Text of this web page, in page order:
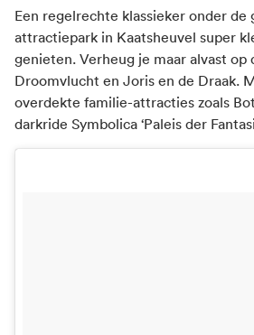
Een regelrechte klassieker onder
attractiepark in Kaatsheuvel super
genieten. Verheug je maar alvast
Droomvlucht en Joris en de Draak.
overdekte familie-attracties zoals
darkride Symbolica ‘Paleis der